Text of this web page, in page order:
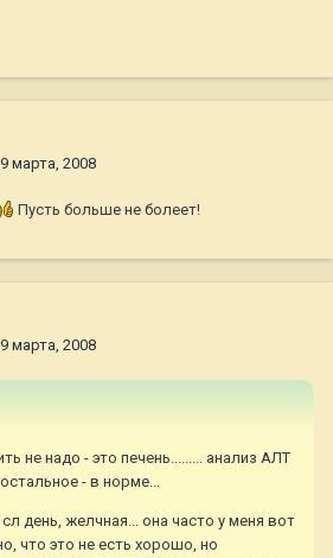
марта, 2008
Пусть больше не болеет!
марта, 2008
не надо - это печень......... анализ АЛТ
- в норме...
день, желчная... она часто у меня вот
что это не есть хорошо, но